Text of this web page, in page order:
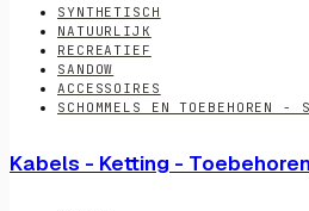
SYNTHETISCH
NATUURLIJK
RECREATIEF
SANDOW
ACCESSOIRES
SCHOMMELS EN TOEBEHOREN -
Kabels - Ketting - Toebehoren